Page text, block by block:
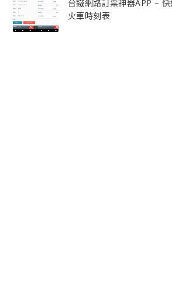
台鐵網路訂票神器APP – 快
火車時刻表